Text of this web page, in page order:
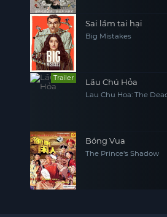
Sai lầm tai hại
Big Mistakes
Trailer Lầu Chú Hỏa
Lau Chu Hoa: The
Bóng Vua
The Prince's Shadow